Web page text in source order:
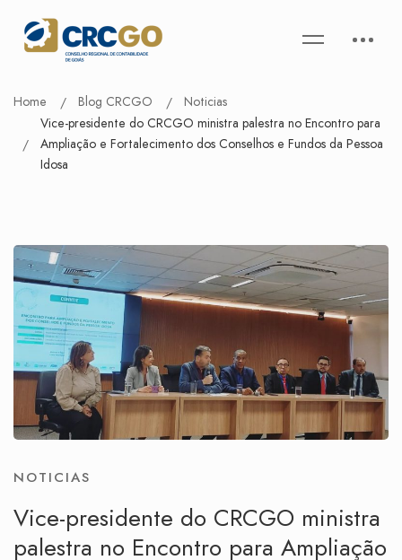
Home Blog CRCGO
Noticias
Vice-presidente do CRCGO ministra palestra no Encontro para
Ampliação e Fortalecimento dos Conselhos e Fundos da Pessoa
Idosa
NOTICIAS
Vice-presidente do CRCGO ministra
palestra no Encontro para Ampliação